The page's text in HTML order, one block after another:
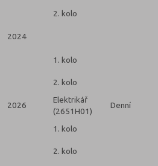
2. kolo
2024
1. kolo
2. kolo
2026
Elektrikář
(2651H01)
Denní
1. kolo
2. kolo